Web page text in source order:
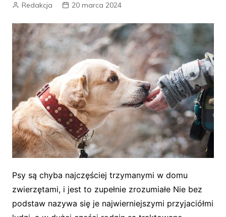
Redakcja 20 marca 2024
Psy są chyba najczęściej trzymanymi w domu
zwierzętami, i jest to zupełnie zrozumiałe Nie bez
podstaw nazywa się je najwierniejszymi przyjaciółmi